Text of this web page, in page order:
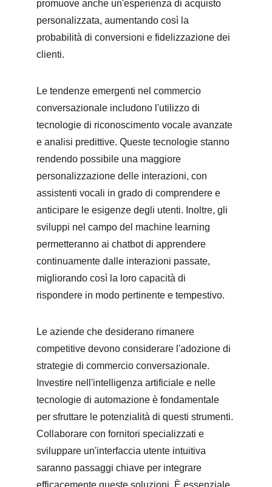
promuove anche un'esperienza di acquisto
personalizzata, aumentando così la
probabilità di conversioni e fidelizzazione dei
clienti.
Le tendenze emergenti nel commercio
conversazionale includono l'utilizzo di
tecnologie di riconoscimento vocale avanzate
e analisi predittive. Queste tecnologie stanno
rendendo possibile una maggiore
personalizzazione delle interazioni, con
assistenti vocali in grado di comprendere e
anticipare le esigenze degli utenti. Inoltre, gli
sviluppi nel campo del machine learning
permetteranno ai chatbot di apprendere
continuamente dalle interazioni passate,
migliorando così la loro capacità di
rispondere in modo pertinente e tempestivo.
Le aziende che desiderano rimanere
competitive devono considerare l'adozione di
strategie di commercio conversazionale.
Investire nell'intelligenza artificiale e nelle
tecnologie di automazione è fondamentale
per sfruttare le potenzialità di questi strumenti.
Collaborare con fornitori specializzati e
sviluppare un'interfaccia utente intuitiva
saranno passaggi chiave per integrare
efficacemente queste soluzioni. È essenziale,